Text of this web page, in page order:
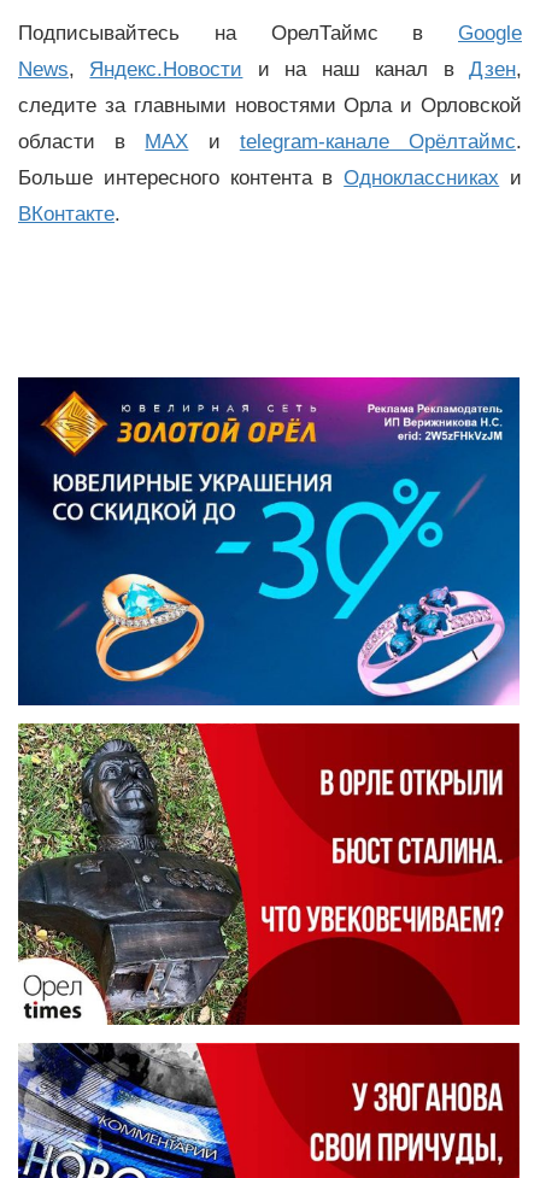
Подписывайтесь на ОрелТаймс в Google
News, Яндекс.Новости и на наш канал вДзен,
следите за главными новостями Орла и Орловской
области в MAX и telegram-канале Орёлтаймс.
Больше интересного контента вОдноклассниках и
ВКонтакте.